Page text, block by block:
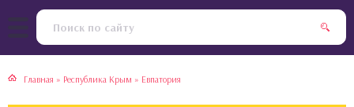
Главная » Республика Крым » Евпатория
кухня